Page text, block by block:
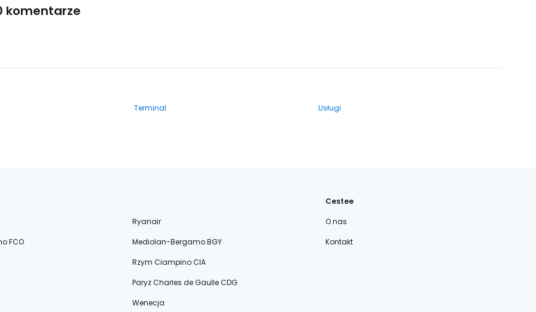
komentarze
Terminal Usługi
Ryanair
FCO
Mediolan-Bergamo BGY
Rzym Ciampino CIA
Paryż Charles de Gaulle CDG
Wenecja
Cestee
O nas
Kontakt